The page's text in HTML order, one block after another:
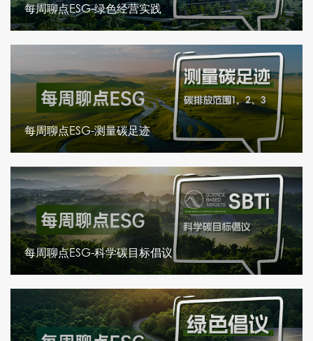
每周聊点ESG-绿色经营实践
每周聊点ESG-测量碳足迹
每周聊点ESG-科学碳目标倡议